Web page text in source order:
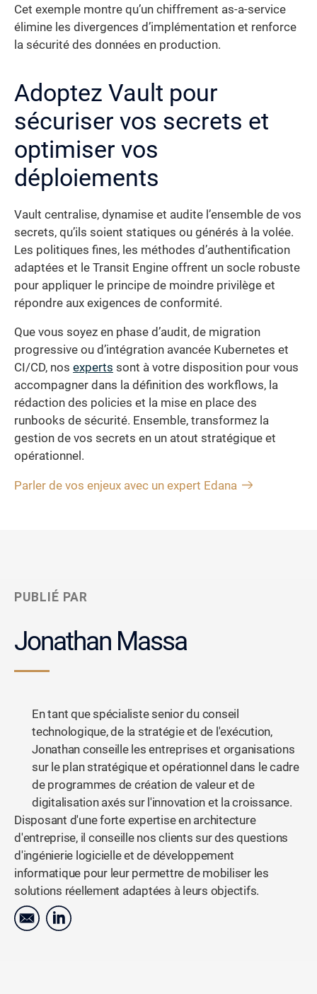
Cet exemple montre qu’un chiffrement as-a-service
élimine les divergences d’implémentation et renforce
la sécurité des données en production.
Adoptez Vault pour
sécuriser vos secrets et
optimiser vos
déploiements
Vault centralise, dynamise et audite l’ensemble de vos
secrets, qu’ils soient statiques ou générés à la volée.
Les politiques fines, les méthodes d’authentification
adaptées et le Transit Engine offrent un socle robuste
pour appliquer le principe de moindre privilège et
répondre aux exigences de conformité.
Que vous soyez en phase d’audit, de migration
progressive ou d’intégration avancée Kubernetes et
CI/CD, nos experts sont à votre disposition pour vous
accompagner dans la définition des workflows, la
rédaction des policies et la mise en place des
runbooks de sécurité. Ensemble, transformez la
gestion de vos secrets en un atout stratégique et
opérationnel.
Parler de vos enjeux avec un expert Edana
PUBLIÉ PAR
Jonathan Massa
En tant que spécialiste senior du conseil
technologique, de la stratégie et de l'exécution,
Jonathan conseille les entreprises et organisations
sur le plan stratégique et opérationnel dans le cadre
de programmes de création de valeur et de
digitalisation axés sur l'innovation et la croissance.
Disposant d'une forte expertise en architecture
d'entreprise, il conseille nos clients sur des questions
d'ingénierie logicielle et de développement
informatique pour leur permettre de mobiliser les
solutions réellement adaptées à leurs objectifs.